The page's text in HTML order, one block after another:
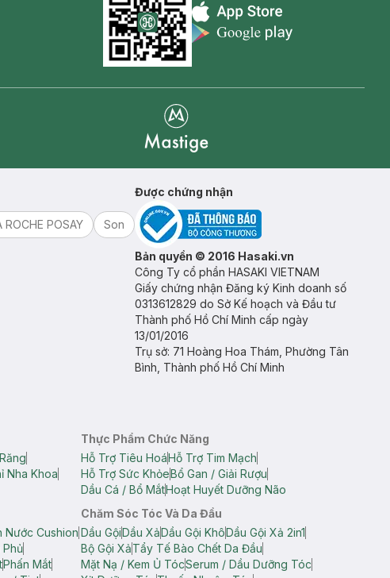
Appstore icon
ROCHE POSAY
Son
Được chứng nhận
Bản quyền © 2016 Hasaki.vn
Công Ty cổ phần HASAKI VIETNAM
Giấy chứng nhận Đăng ký Kinh doanh số
0313612829 do Sở Kế hoạch và Đầu tư
Thành phố Hồ Chí Minh cấp ngày
13/01/2016
Trụ sở: 71 Hoàng Hoa Thám, Phường Tân
Bình, Thành phố Hồ Chí Minh
Nha Khoa
Thực Phẩm Chức Năng
Hỗ Trợ Tiêu HoáHỗ Trợ Tim Mạch
Hỗ Trợ Sức KhỏeBổ Gan / Giải Rượu
Dầu Cá / Bổ MắtHoạt Huyết Dưỡng Não
Nước Cushion
Phủ
Phấn Mắt
Chăm Sóc Tóc Và Da Đầu
Dầu GộiDầu XảDầu Gội KhôDầu Gội Xả 2in1
Bộ Gội XảTẩy Tế Bào Chết Da Đầu
Mặt Nạ / Kem Ủ TócSerum / Dầu Dưỡng Tóc